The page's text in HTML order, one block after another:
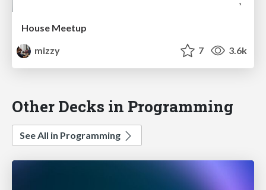
House Meetup
mizzy
7 3.6k
Other Decks in Programming
See All in Programming